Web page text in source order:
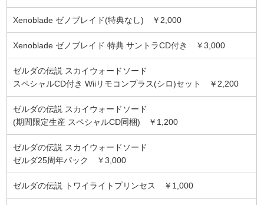
Xenoblade ゼノブレイド(特典なし) ￥2,000
Xenoblade ゼノブレイド 特典 サントラCD付き ￥3,000
ゼルダの伝説 スカイウォードソード
スペシャルCD付き Wiiリモコンプラス(シロ)セット ￥2,200
ゼルダの伝説 スカイウォードソード
(期間限定生産 スペシャルCD同梱) ￥1,200
ゼルダの伝説 スカイウォードソード
ゼルダ25周年パック ￥3,000
ゼルダの伝説 トワイライトプリンセス ￥1,000